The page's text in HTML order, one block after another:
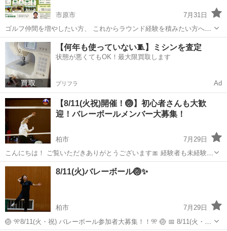
市原市
7月31日
ゴルフ仲間を増やしたい方、 これからラウンド経験を積みたい方へ😊
第2回 ゆるきまゴルフコンペを開催します！ スコアを競うだけではな
く、 「楽しくゴルフを楽しむこと」を大切にしたコンペです。 初心者
の方や、お一人での参...
千葉 市原市 スポーツ コンペ
【何年も使っていない🧵】ミシンを査定
状態が悪くてもOK！最大限買取します
プリフラ Ad
【8/11(火祝)開催！🏐】初心者さんも大歓
迎！バレーボールメンバー大募集！
柏市
7月29日
こんにちは！ ご覧いただきありがとうございます🎀 経験者も未経験者
も、みんなで楽しく バレーボールをやっています！ 運動不足解消や、
ちょっと体を動かしたい人にぴったりです！✨ ・活動詳細 📅日程：
8/11(火祝) 🕖時間...
千葉 柏市 スポーツ 体育館
8/11(火)バレーボール🏐✨
柏市
7月29日
🏐 🎌8/11(火・祝) バレーボール参加者大募集！！🎌 🏐 📅 8/11(火・祝)